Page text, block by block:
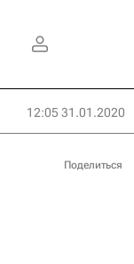
12:05 31.01.2020
Поделиться